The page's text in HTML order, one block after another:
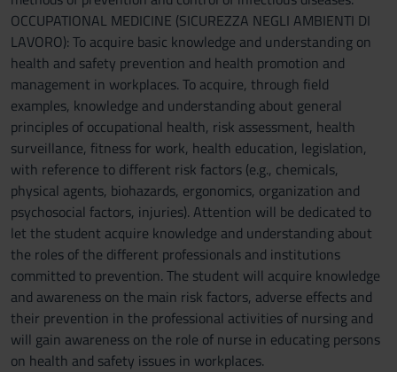
OCCUPATIONAL MEDICINE (SICUREZZA NEGLI AMBIENTI DI
LAVORO): To acquire basic knowledge and understanding on
health and safety prevention and health promotion and
management in workplaces. To acquire, through field
examples, knowledge and understanding about general
principles of occupational health, risk assessment, health
surveillance, fitness for work, health education, legislation,
with reference to different risk factors (e.g., chemicals,
physical agents, biohazards, ergonomics, organization and
psychosocial factors, injuries). Attention will be dedicated to
let the student acquire knowledge and understanding about
the roles of the different professionals and institutions
committed to prevention. The student will acquire knowledge
and awareness on the main risk factors, adverse effects and
their prevention in the professional activities of nursing and
will gain awareness on the role of nurse in educating persons
on health and safety issues in workplaces.